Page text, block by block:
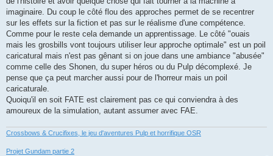
imaginaire. Du coup le côté flou des approches permet de se recentrer
sur les effets sur la fiction et pas sur le réalisme d'une compétence.
Comme pour le reste cela demande un apprentissage. Le côté "ouais
mais les grosbills vont toujours utiliser leur approche optimale" est un poil
caricatural mais n'est pas gênant si on joue dans une ambiance "abusée"
comme celle des Shonen, du super héros ou du Pulp décomplexé. Je
pense que ça peut marcher aussi pour de l'horreur mais un poil
caricaturale.
Quoiqu'il en soit FATE est clairement pas ce qui conviendra à des
amoureux de la simulation, autant assumer avec FAE.
Crossbows & Crucifixes, le jeu d'aventures Pulp et horrifique OSR
Projet Gundam partie 2